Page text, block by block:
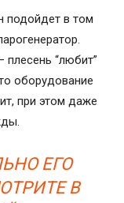
подойдет в том
“любит”
оборудование
при этом даже
ЕГО
В